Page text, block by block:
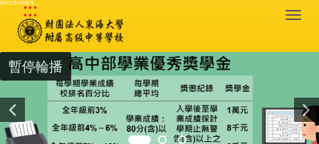
跳到主要內容區塊
:::
暫停輪播